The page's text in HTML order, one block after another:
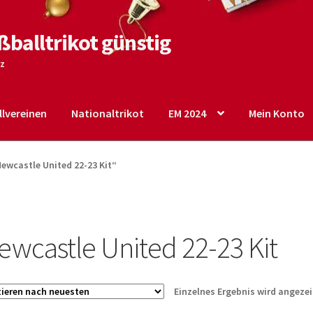
günstig
Nationaltrikot EM 2024 Mein Konto
ShopStartseite – English
United 22-23 Kit“
United 22-23 Kit
Einzelnes Ergebnis wird